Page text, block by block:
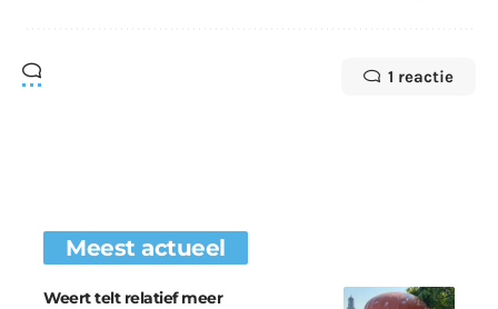
1 reactie
Meest actueel
Weert telt relatief meer